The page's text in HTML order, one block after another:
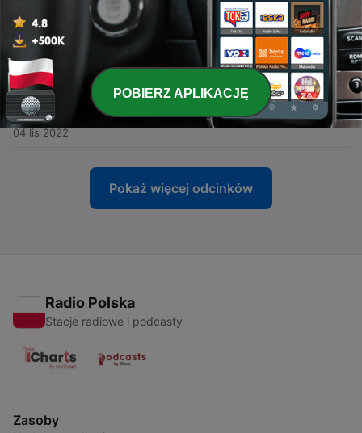
04 sty 2023
17 Podcast #17 Randkowanie vs. kupowanie auta
13 gru 2022
16 - Podcast #16 Jak czytać jej znaki vs. Jak czytać
jego znaki
04 lis 2022
Pokaż więcej odcinków
Radio Polska
Stacje radiowe i podcasty
Zasoby
POBIERZ APLIKACJĘ